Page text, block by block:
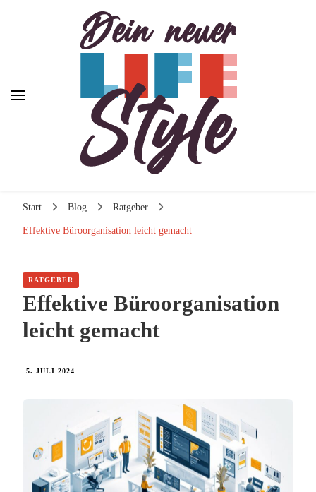
Dein neuer Lifestyle
Start Blog Ratgeber
Effektive Büroorganisation leicht gemacht
RATGEBER
Effektive Büroorganisation
leicht gemacht
5. JULI 2024